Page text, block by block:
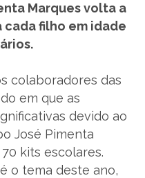
Marques volta a
filho em idade
colaboradores das
em que as
devido ao
José Pimenta
kits escolares.
o tema deste ano,